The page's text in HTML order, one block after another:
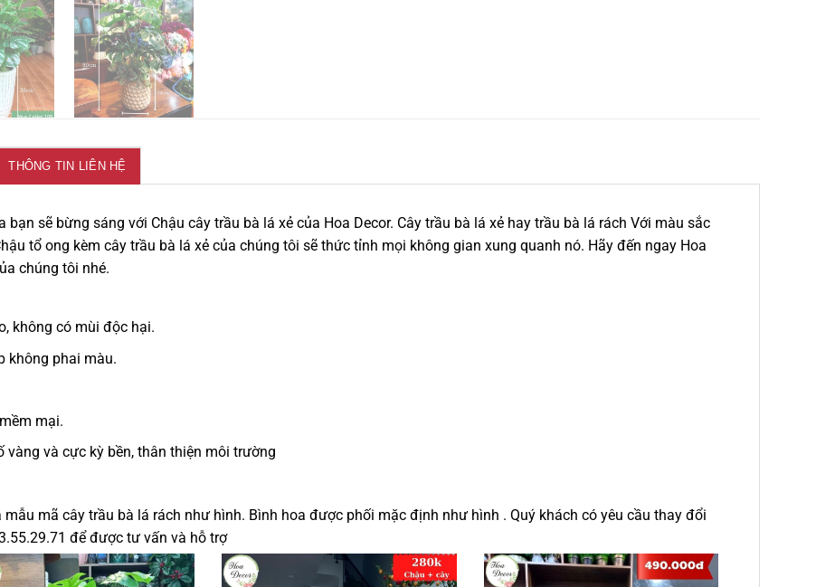
THÔNG TIN LIÊN HỆ
sẽ bừng sáng với Chậu cây trầu bà lá xẻ của Hoa Decor. Cây trầu bà lá xẻ hay trầu bà lá rách Với màu sắc
tổ ong kèm cây trầu bà lá xẻ của chúng tôi sẽ thức tỉnh mọi không gian xung quanh nó. Hãy đến ngay Hoa
chúng tôi nhé.
không có mùi độc hại.
không phai màu.
mại.
và cực kỳ bền, thân thiện môi trường
mã cây trầu bà lá rách như hình. Bình hoa được phối mặc định như hình . Quý khách có yêu cầu thay đổi
để được tư vấn và hỗ trợ